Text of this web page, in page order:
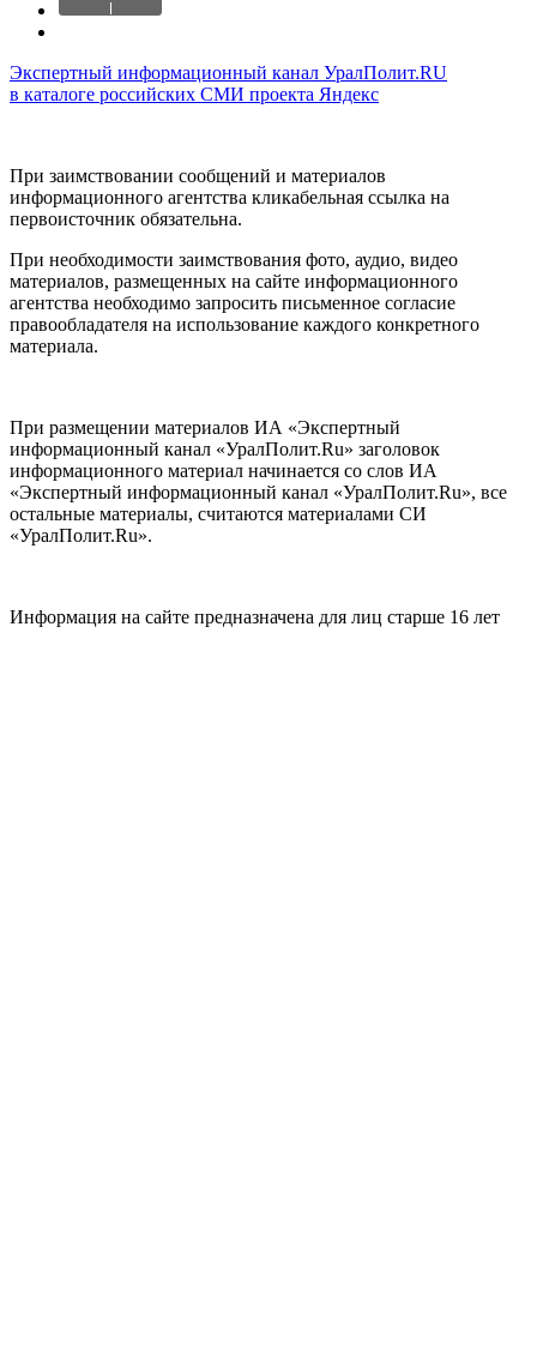
Экспертный информационный канал УралПолит.RU
в каталоге российских СМИ проекта Яндекс
При заимствовании сообщений и материалов
информационного агентства кликабельная ссылка на
первоисточник обязательна.
При необходимости заимствования фото, аудио, видео
материалов, размещенных на сайте информационного
агентства необходимо запросить письменное согласие
правообладателя на использование каждого конкретного
материала.
При размещении материалов ИА «Экспертный
информационный канал «УралПолит.Ru» заголовок
информационного материал начинается со слов ИА
«Экспертный информационный канал «УралПолит.Ru», все
остальные материалы, считаются материалами СИ
«УралПолит.Ru».
Информация на сайте предназначена для лиц старше 16 лет